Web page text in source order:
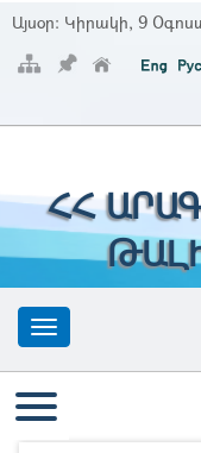
Այսօր: Կիրակի, 9
ՀՀ